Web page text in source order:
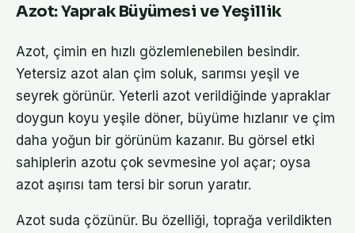
Azot: Yaprak Büyümesi ve Yeşillik
Azot, çimin en hızlı gözlemlenebilen besindir.
Yetersiz azot alan çim soluk, sarımsı yeşil ve
seyrek görünür. Yeterli azot verildiğinde yapraklar
doygun koyu yeşile döner, büyüme hızlanır ve çim
daha yoğun bir görünüm kazanır. Bu görsel etki
sahiplerin azotu çok sevmesine yol açar; oysa
azot aşırısı tam tersi bir sorun yaratır.
Azot suda çözünür. Bu özelliği, toprağa verildikten